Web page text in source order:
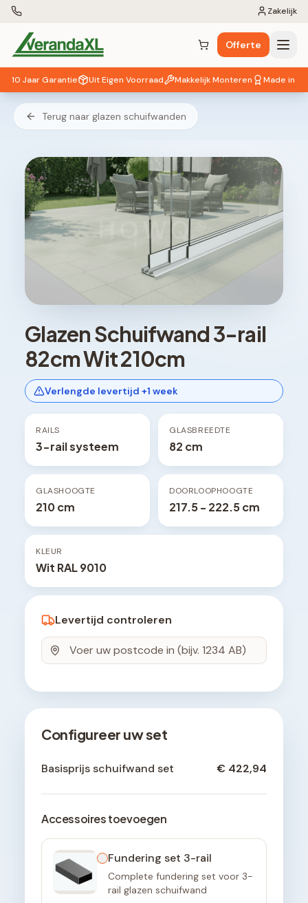
Zakelijk
Winkelwagen ( 0 items)
Offerte
10 Jaar Garantie Uit Eigen Voorraad Makkelijk Monteren Made in EU
Terug naar glazen schuifwanden
HOWQ®
Glazen Schuifwand 3-rail
82cm Wit 210cm
Verlengde levertijd +1 week
RAILS
3-rail systeem
GLASBREEDTE
82 cm
GLASHOOGTE
210 cm
DOORLOOPHOOGTE
217.5 - 222.5 cm
KLEUR
Wit RAL 9010
Levertijd controleren
Configureer uw set
Basisprijs schuifwand set € 422,94
Accessoires toevoegen
Fundering set 3-rail
Complete fundering set voor 3-
rail glazen schuifwand